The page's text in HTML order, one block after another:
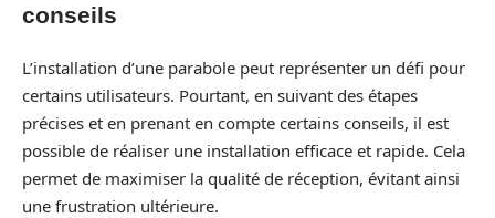
conseils
L’installation d’une parabole peut représenter un défi pour
certains utilisateurs. Pourtant, en suivant des étapes
précises et en prenant en compte certains conseils, il est
possible de réaliser une installation efficace et rapide. Cela
permet de maximiser la qualité de réception, évitant ainsi
une frustration ultérieure.